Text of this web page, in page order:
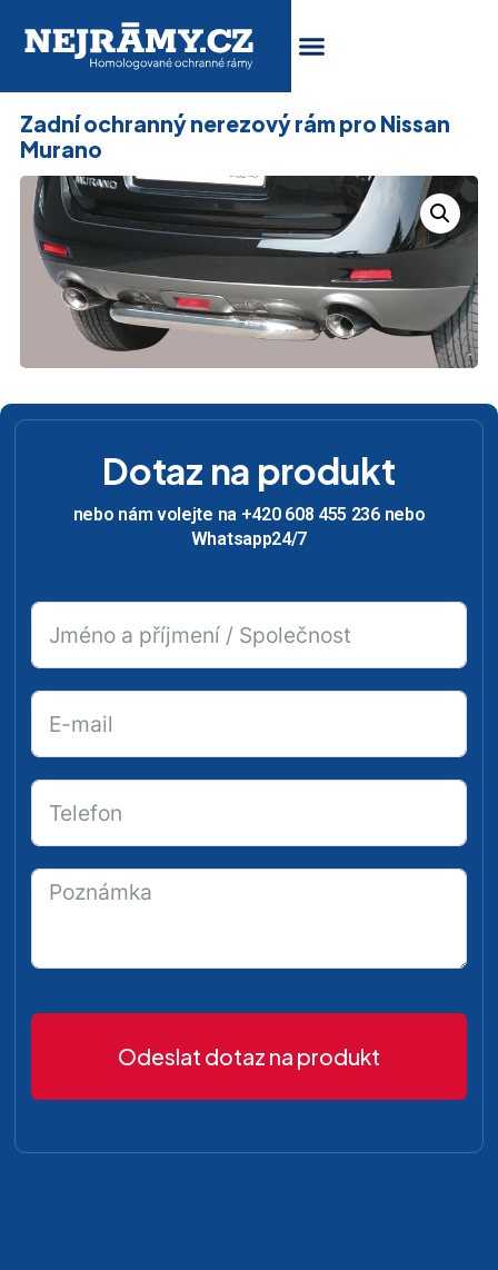
Zadní ochranný nerezový rám pro Nissan
Murano
Dotaz na produkt
nebo nám volejte na +420 608 455 236 nebo
Whatsapp24/7
Odeslat dotaz na produkt